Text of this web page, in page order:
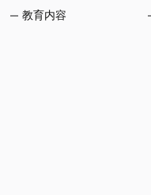
教育内容